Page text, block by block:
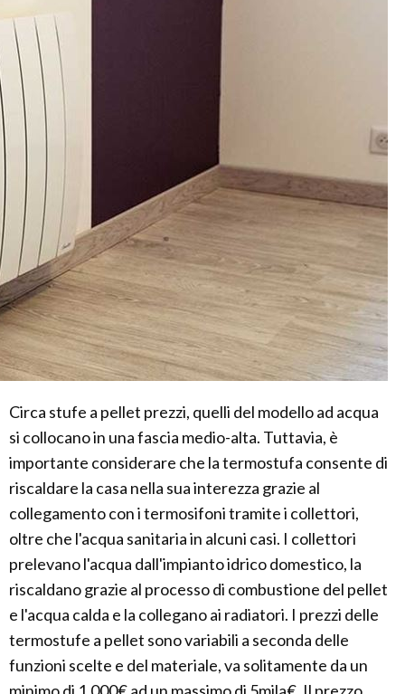
Circa stufe a pellet prezzi, quelli del modello ad acqua
si collocano in una fascia medio-alta. Tuttavia, è
importante considerare che la termostufa consente di
riscaldare la casa nella sua interezza grazie al
collegamento con i termosifoni tramite i collettori,
oltre che l'acqua sanitaria in alcuni casi. I collettori
prelevano l'acqua dall'impianto idrico domestico, la
riscaldano grazie al processo di combustione del pellet
e l'acqua calda e la collegano ai radiatori. I prezzi delle
termostufe a pellet sono variabili a seconda delle
funzioni scelte e del materiale, va solitamente da un